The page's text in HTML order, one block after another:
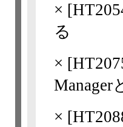
× [
る
× [
× [